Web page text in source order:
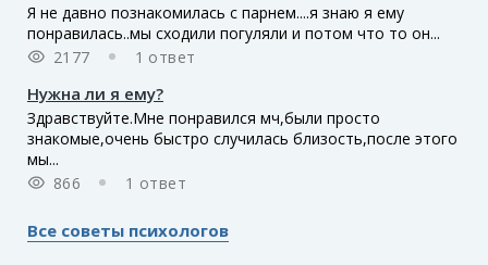
Я не давно познакомилась с парнем....я знаю я ему
понравилась..мы сходили погуляли и потом что то он...
2177
1 ответ
Нужна ли я ему?
Здравствуйте.Мне понравился мч,были просто
знакомые,очень быстро случилась близость,после этого
мы...
866
1 ответ
Все советы психологов